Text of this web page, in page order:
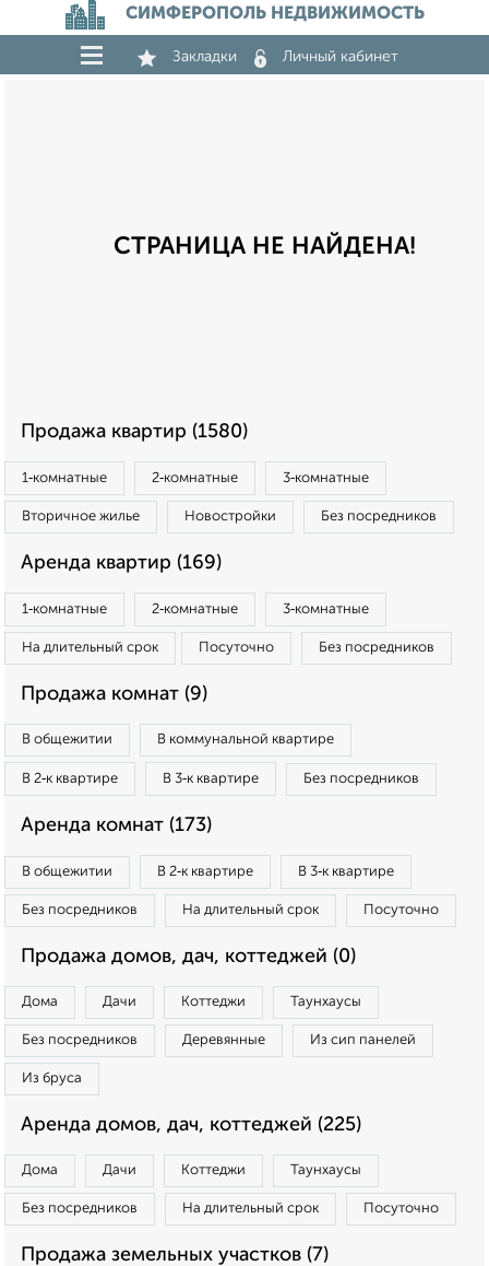
СИМФЕРОПОЛЬ НЕДВИЖИМОСТЬ
Закладки Личный кабинет
СТРАНИЦА НЕ НАЙДЕНА!
Продажа квартир (1580)
1‑комнатные 2‑комнатные 3‑комнатные
Вторичное жилье Новостройки Без посредников
Аренда квартир (169)
1‑комнатные 2‑комнатные 3‑комнатные
На длительный срок Посуточно Без посредников
Продажа комнат (9)
В общежитии В коммунальной квартире
В 2‑к квартире В 3‑к квартире Без посредников
Аренда комнат (173)
В общежитии В 2‑к квартире В 3‑к квартире
Без посредников На длительный срок Посуточно
Продажа домов, дач, коттеджей (0)
Дома Дачи Коттеджи Таунхаусы
Без посредников Деревянные Из сип панелей
Из бруса
Аренда домов, дач, коттеджей (225)
Дома Дачи Коттеджи Таунхаусы
Без посредников На длительный срок Посуточно
Продажа земельных участков (7)